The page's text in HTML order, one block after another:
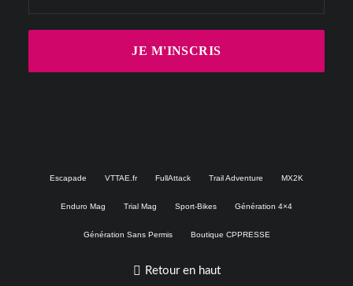
Escapade VTTAE.fr FullAttack Trail Adventure MX2K
Enduro Mag Trial Mag Sport-Bikes Génération 4×4
Génération Sans Permis Boutique CPPRESSE
Retour en haut